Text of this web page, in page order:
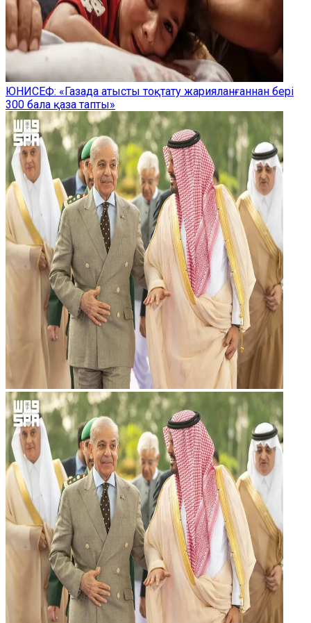
ЮНИСЕФ: «Газада атысты тоқтату жарияланғаннан бері
300 бала қаза тапты»